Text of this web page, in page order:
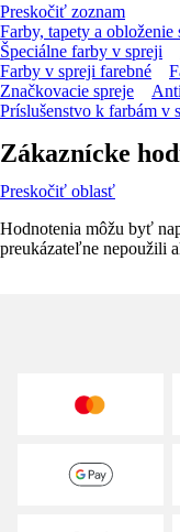
Preskočiť zoznam
Farby, tapety a obloženie
Špeciálne farby v spreji
Farby v spreji farebné
Značkovacie spreje
Príslušenstvo k farbám v
Zákaznícke
Preskočiť oblasť
Hodnotenia môžu byť
preukázateľne nepoužili